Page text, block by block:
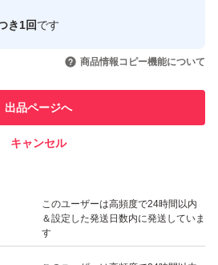
引を完了させた実績があります
での取引実績があります
このユーザーは高頻度で24時間以内
＆設定した発送日数内に発送していま
す
き1回です
商品情報コピー機能について
出品ページへ
キャンセル